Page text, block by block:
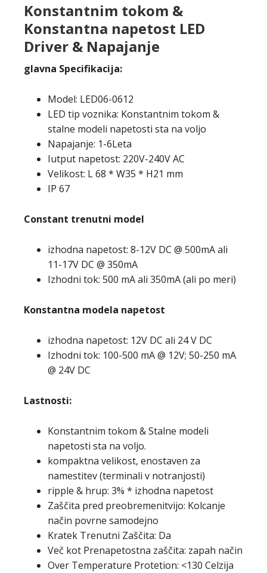
Konstantnim tokom &
Konstantna napetost LED
Driver & Napajanje
glavna Specifikacija:
Model: LED06-0612
LED tip voznika: Konstantnim tokom &
stalne modeli napetosti sta na voljo
Napajanje: 1-6Leta
Iutput napetost: 220V-240V AC
Velikost: L 68 * W35 * H21 mm
IP 67
Constant trenutni model
izhodna napetost: 8-12V DC @ 500mA ali
11-17V DC @ 350mA
Izhodni tok: 500 mA ali 350mA (ali po meri)
Konstantna modela napetost
izhodna napetost: 12V DC ali 24 V DC
Izhodni tok: 100-500 mA @ 12V; 50-250 mA
@ 24V DC
Lastnosti:
Konstantnim tokom & Stalne modeli
napetosti sta na voljo.
kompaktna velikost, enostaven za
namestitev (terminali v notranjosti)
ripple & hrup: 3% * izhodna napetost
Zaščita pred preobremenitvijo: Kolcanje
način povrne samodejno
Kratek Trenutni Zaščita: Da
Več kot Prenapetostna zaščita: zapah način
Over Temperature Protetion: <130 Celzija